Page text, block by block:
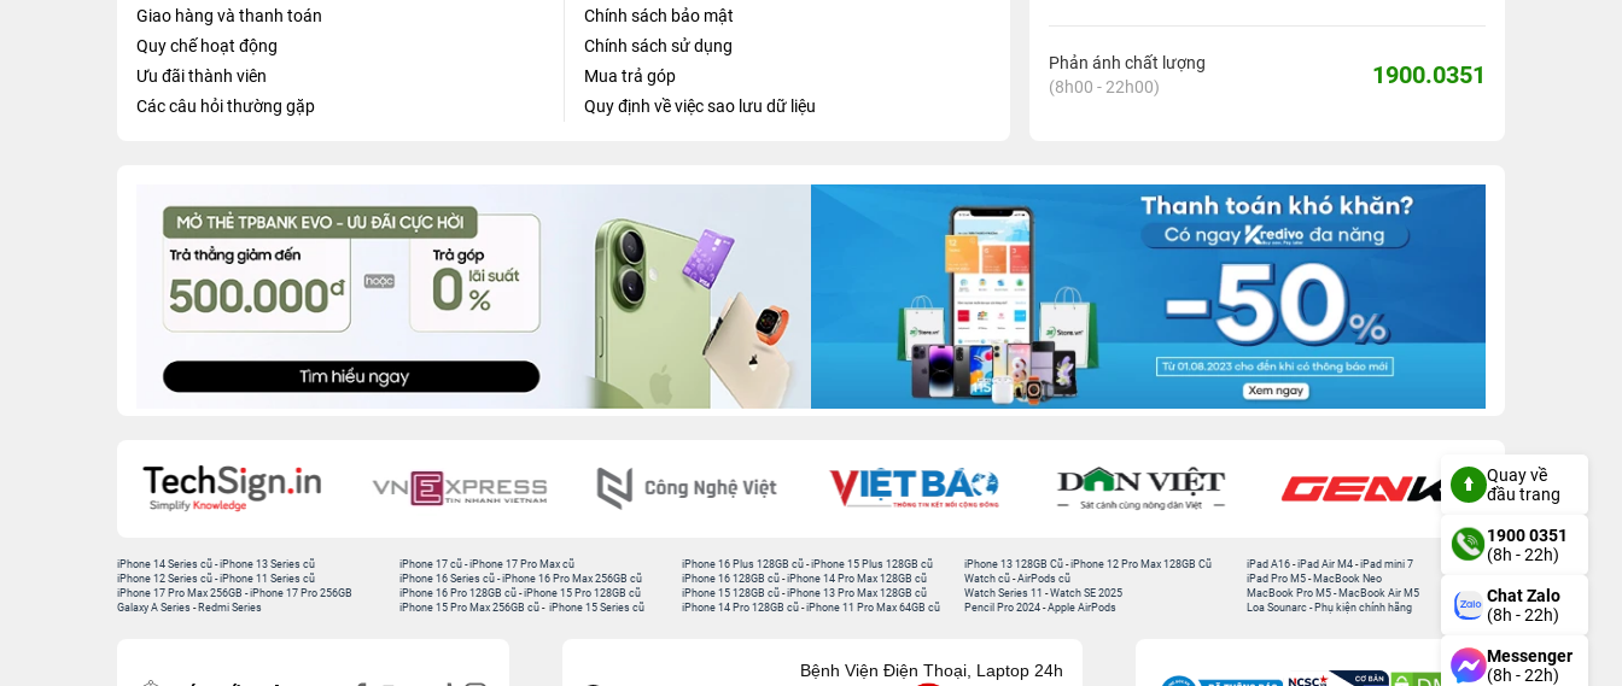
Giao hàng và thanh toán
Quy chế hoạt động
Ưu đãi thành viên
Các câu hỏi thường gặp
Chính sách bảo mật
Chính sách sử dụng
Mua trả góp
Quy định về việc sao lưu dữ liệu
Phản ánh chất lượng
(8h00 - 22h00)
1900.0351
iPhone 14 Series cũ -iPhone 13 Series cũ
iPhone 12 Series cũ -iPhone 11 Series cũ
iPhone 17 Pro Max 256GB -iPhone 17 Pro 256GB
Galaxy A Series - Redmi Series
iPhone 17 cũ -iPhone 17 Pro Max cũ
iPhone 16 Series cũ - iPhone 16 Pro Max 256GB cũ
iPhone 16 Pro 128GB cũ -iPhone 15 Pro 128GB cũ
iPhone 15 Pro Max 256GB cũ - iPhone 15 Series cũ
iPhone 16 Plus 128GB cũ -iPhone 15 Plus 128GB cũ
iPhone 16 128GB cũ -iPhone 14 Pro Max 128GB cũ
iPhone 15 128GB cũ -iPhone 13 Pro Max 128GB cũ
iPhone 14 Pro 128GB cũ -iPhone 11 Pro Max 64GB cũ
iPhone 13 128GB Cũ -iPhone 12 Pro Max 128GB Cũ
Watch cũ -AirPods cũ
Watch Series 11 -Watch SE 2025
Pencil Pro 2024 -Apple AirPods
iPad A16 -iPad Air M4 -iPad mini 7
iPad Pro M5 - MacBook Neo
MacBook Pro M5 - MacBook Air M5
Loa Sounarc - Phụ kiện chính hãng
Bệnh Viện Điện Thoại, Laptop 24h
Quay về
đầu trang
1900 0351
(8h - 22h)
Chat Zalo
(8h - 22h)
Messenger
(8h - 22h)